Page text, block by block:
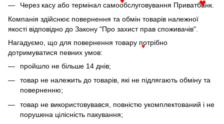
Через касу або термінал самообслуговування Приватбанк.
Компанія здійснює повернення та обмін товарів належної
якості відповідно до Закону "Про захист прав споживачів".
Нагадуємо, що для повернення товару потрібно
дотримуватися певних умов:
пройшло не більше 14 днів;
товар не належить до товарів, які не підлягають обміну та
поверненню;
товар не використовувався, повністю укомплектований і не
порушена цілісність пакування;
♥
♥